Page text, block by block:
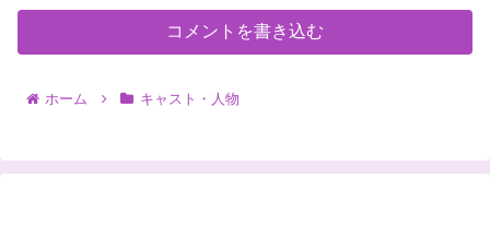
コメントを書き込む
ホーム キャスト・人物